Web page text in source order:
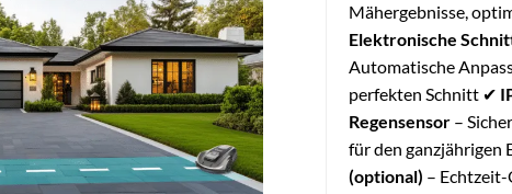
Mähergebnisse,
Elektronische
Automatische
perfekten Schnitt ✔
Regensensor –
für den ganzjährigen
(optional) –